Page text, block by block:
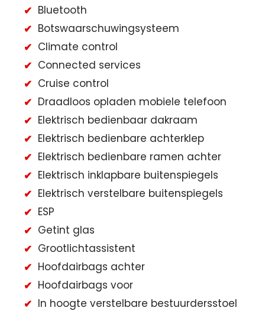
Bluetooth
Botswaarschuwingsysteem
Climate control
Connected services
Cruise control
Draadloos opladen mobiele telefoon
Elektrisch bedienbaar dakraam
Elektrisch bedienbare achterklep
Elektrisch bedienbare ramen achter
Elektrisch inklapbare buitenspiegels
Elektrisch verstelbare buitenspiegels
ESP
Getint glas
Grootlichtassistent
Hoofdairbags achter
Hoofdairbags voor
In hoogte verstelbare bestuurdersstoel